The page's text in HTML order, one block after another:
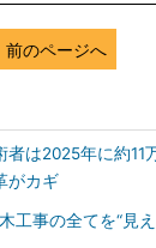
前のページへ
者は2025年に約11
がカギ
工事の全てを“見